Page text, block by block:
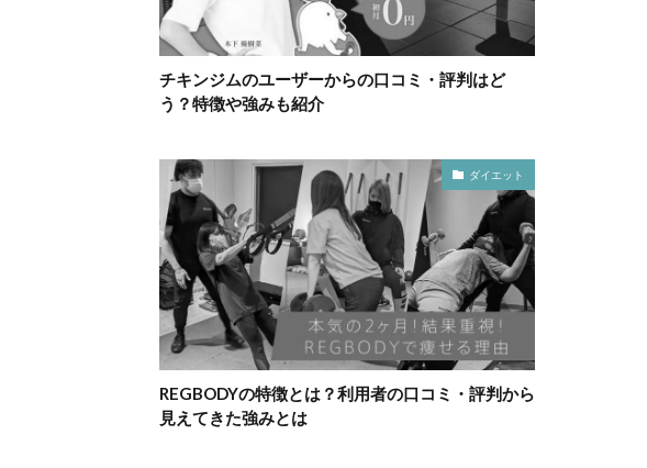
チキンジムのユーザーからの口コミ・評判はど
う？特徴や強みも紹介
ダイエット
REGBODYの特徴とは？利用者の口コミ・評判から
見えてきた強みとは